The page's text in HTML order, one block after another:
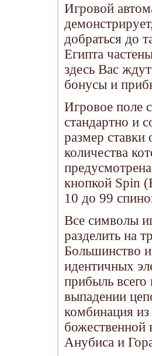
Игровой
добраться до
Египта
здесь Вас
бонусы и
Игровое поле
стандартно и
размер
количества
кнопкой Spin
10 до 99
Все символы
разделить на
Большинство
идентичных
прибыль
выпадении
комбинация
божественной
Анубиса и